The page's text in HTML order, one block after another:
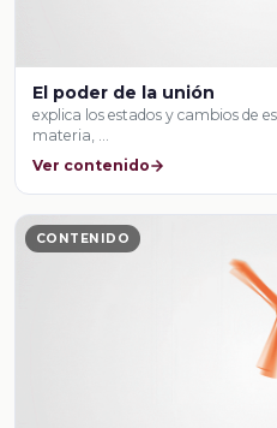
El poder de la unión
explica los estados y cambios de
materia, …
Ver contenido
CONTENIDO